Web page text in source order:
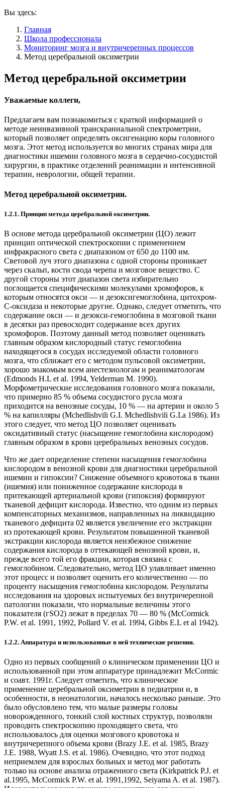
Вы здесь:
Главная
Школа профессионала
Мониторинг мозга и внутричерепных процессов
Метод церебральной оксиметрии
Метод церебральной оксиметрии
Уважаемые коллеги,
Предлагаем вам познакомиться с краткой информацией о
методе неинвазивной транскраниальной спектрометрии,
который позволяет определять оксигенацию коры головного
мозга. Этот метод используется во многих странах мира для
диагностики ишемии головного мозга в сердечно-сосудистой
хирургии, в практике отделений реанимации и интенсивной
терапии, неврологии, общей терапии.
Метод церебральной оксиметрии.
1.2.1. Принцип метода церебральной оксиметрии.
В основе метода церебральной оксиметрии (ЦО) лежит
принцип оптической спектроскопии с применением
инфракрасного света с диапазоном от 650 до 1100 им.
Световой луч этого диапазона с одной стороны проникает
через скальп, кости свода черепа и мозговое вещество. С
другой стороны этот диапазон света избирательно
поглощается специфическими молекулами хромофоров, к
которым относятся окси — и дезоксигемоглобина, цитохром-
С-оксидаза и некоторые другие. Однако, следует отметить, что
содержание окси — и дезокси-гемоглобина в мозговой ткани
в десятки раз превосходит содержание всех других
хромофоров. Поэтому данный метод позволяет оценивать
главным образом кислородный статус гемоглобина
находящегося в сосудах исследуемой области головного
мозга, что сближает его с методом пульсовой оксиметрии,
хорошо знакомым всем анестезиологам и реаниматологам
(Edmonds H.L et al. 1994, Yelderman M. 1990).
Морфометрические исследования головного мозга показали,
что примерно 85 % объема сосудистого русла мозга
приходится на венозные сосуды, 10 % — на артерии и около 5
% на капилляры (Mchedlishvili G.I. Mchedlishvili G.I.a 1986). Из
этого следует, что метод ЦО позволяет оценивать
оксидативиый статус (насыщение гемоглобина кислородом)
главным образом в крови церебральных венозных сосудов.
Что же дает определение степени насыщения гемоглобина
кислородом в венозной крови для диагностики церебральной
ишемии и гипоксии? Снижение объемного кровотока в ткани
(ишемия) или пониженное содержание кислорода в
притекающей артериальной крови (гипоксия) формируют
тканевой дефицит кислорода. Известно, что одним из первых
компенсаторных механизмов, направленных на ликвидацию
тканевого дефицита 02 является увеличение его экстракции
из протекающей крови. Результатом повышенной тканевой
экстракции кислорода является неизбежное снижение
содержания кислорода в оттекающей венозной крови, и,
прежде всего той его фракции, которая связана с
гемоглобином. Следовательно, метод ЦО улавливает именно
этот процесс и позволяет оценить его количественно — по
проценту насыщения гемоглобина кислородом. Результаты
исследования на здоровых испытуемых без внутричерепной
патологии показали, что нормальные величины этого
показателя (гSO2) лежат в пределах 70 — 80 % (McCormick
P.W. et al. 1991, 1992, Pollard V. et al. 1994, Gibbs E.L et al 1942).
1.2.2. Аппаратура и использованные в ней технические решения.
Одно из первых сообщений о клиническом применении ЦО и
использованной при этом аппаратуре принадлежит McCormic
и соавт. 1991г. Следует отметить, что клиническое
применение церебральной оксиметрии в педиатрии и, в
особенности, в неонатологии, началось несколько раньше. Это
было обусловлено тем, что малые размеры головы
новорожденного, тонкий слой костных структур, позволяли
проводить спектроскопию проходящего света, что
использовалось для оценки мозгового кровотока и
внутричерепного объема крови (Brazy J.E. et al. 1985, Brazy
J.E. 1988, Wyatt J.S. et al. 1986). Очевидно, что этот подход
неприемлем для взрослых больных и метод мог работать
только на основе анализа отраженного света (Kirkpatrick P.J. et
al.1995, McCormick P.W. et al. 1991,1992, Seiyama A. et al. 1987).